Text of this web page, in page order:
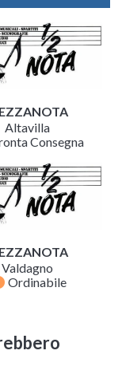
Altavilla
Consegna
Valdagno
Ordinabile